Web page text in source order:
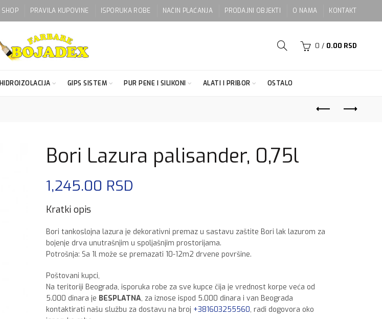
SHOP PRAVILA KUPOVINE ISPORUKA ROBE NAČIN PLAĆANJA PRODAJNI OBJEKTI O NAMA KONTAKT
0 / 0.00 RSD
HIDROIZOLACIJA GIPS SISTEM PUR PENE I SILIKONI ALATI I PRIBOR OSTALO
Bori Lazura palisander, 0,75l
1,245.00 RSD
Kratki opis
Bori tankoslojna lazura je dekorativni premaz u sastavu zaštite Bori lak lazurom za
bojenje drva unutrašnjim u spoljašnjim prostorijama.
Potrošnja: Sa 1l može se premazati 10-12m2 drvene površine.
Poštovani kupci,
Na teritoriji Beograda, isporuka robe za sve kupce čija je vrednost korpe veća od
5.000 dinara je BESPLATNA, za iznose ispod 5.000 dinara i van Beograda
kontaktirati našu službu za dostavu na broj +381603255560, radi dogovora oko